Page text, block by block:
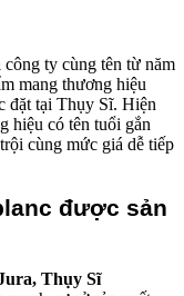
ty cùng tên từ năm
mang thương hiệu
đặt tại Thụy Sĩ. Hiện
hiệu có tên tuổi gắn
cùng mức giá dễ tiếp
được sản
Thụy Sĩ